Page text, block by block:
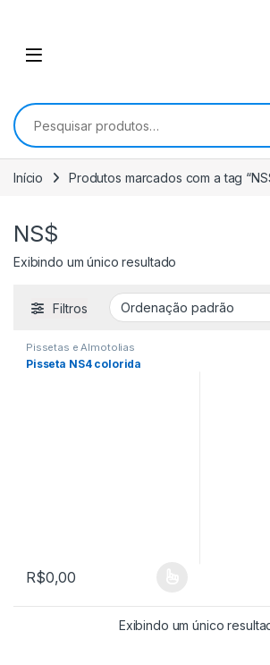
Pesquisar por:
Início Produtos marcados com a tag
NS$
Exibindo um único resultado
Filtros
Pissetas e Almotolias
Pisseta NS4 colorida
R$0,00
Este produto tem várias variantes. As
Exibindo um único